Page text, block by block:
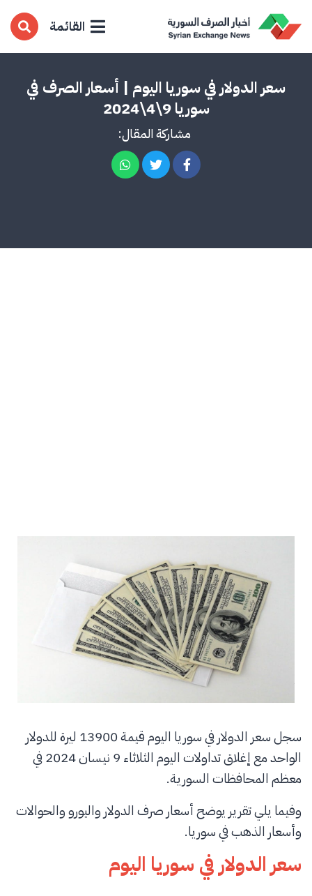
القائمة
سعر الدولار في سوريا اليوم | أسعار الصرف في
سوريا 9\4\2024
مشاركة المقال:
سجل سعر الدولار في سوريا اليوم قيمة 13900 ليرة للدولار
الواحد مع إغلاق تداولات اليوم الثلاثاء 9 نيسان 2024 في
معظم المحافظات السورية.
وفيما يلي تقرير يوضح أسعار صرف الدولار واليورو والحوالات
وأسعار الذهب في سوريا.
سعر الدولار في سوريا اليوم